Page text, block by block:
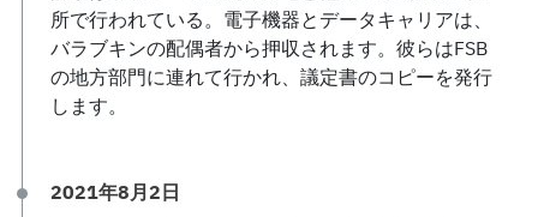
所で行われている。電子機器とデータキャリアは、
バラブキンの配偶者から押収されます。彼らはFSB
の地方部門に連れて行かれ、議定書のコピーを発行
します。
2021年8月2日